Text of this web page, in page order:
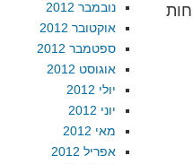
נובמבר 2012
אוקטובר 2012
ספטמבר 2012
אוגוסט 2012
יולי 2012
יוני 2012
מאי 2012
אפריל 2012